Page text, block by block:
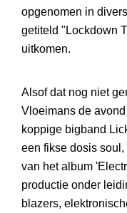
opgenomen in
getiteld "Lockdown
uitkomen.
Alsof dat nog niet
Vloeimans de
koppige bigband
een fikse dosis
van het album
productie onder
blazers,